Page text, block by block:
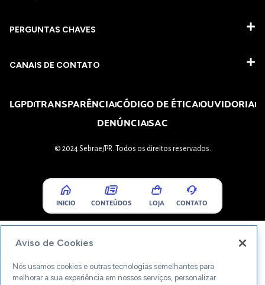
PERGUNTAS CHAVES​
CANAIS DE CONTATO
LGPDTRANSPARÊNCIACÓDIGO DE ÉTICAOUVIDORIA
DENÚNCIASAC
© 2024 Sebrae/PR. Todos os direitos reservados.
INICIO CONTEÚDOS LOJA CONTATO
Aviso de Cookies
Nós usamos cookies e outras tecnologias semelhantes para
melhorar a sua experiência em nossos serviços, personalizar